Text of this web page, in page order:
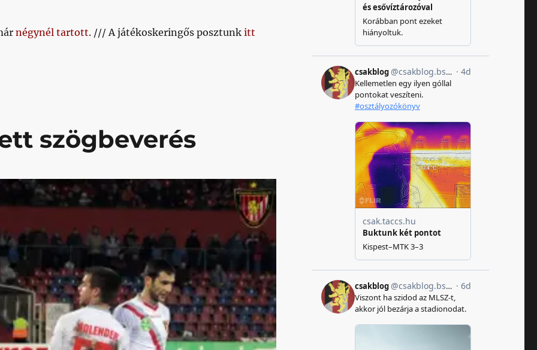
négynél tartott. /// A játékoskeringős posztunk itt
szögbeverés